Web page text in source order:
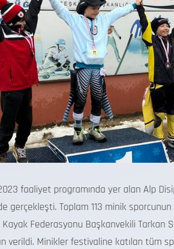
faaliyet programında yer alan Alp
gerçekleşti. Toplam 113 minik sporcunun
Federasyonu Başkanvekili Tarkan
verildi. Minikler festivaline katılan